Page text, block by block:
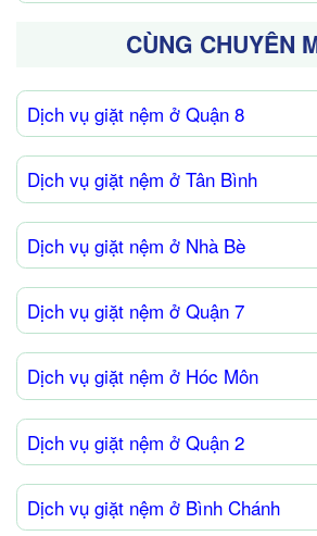
CÙNG CHUYÊN
Dịch vụ giặt nệm ở Quận 8
Dịch vụ giặt nệm ở Tân Bình
Dịch vụ giặt nệm ở Nhà Bè
Dịch vụ giặt nệm ở Quận 7
Dịch vụ giặt nệm ở Hóc Môn
Dịch vụ giặt nệm ở Quận 2
Dịch vụ giặt nệm ở Bình Chánh